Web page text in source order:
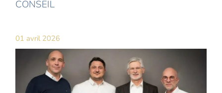
CONSEIL
01 avril 2026